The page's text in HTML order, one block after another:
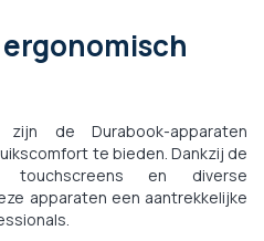
de Durabook-apparaten
te bieden. Dankzij de
touchscreens en diverse
apparaten een aantrekkelijke